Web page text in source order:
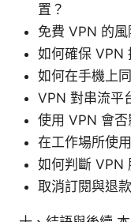
置？
免費 VPN 的風
如何確保 VPN
如何在手機上
VPN 對串流平
使用 VPN 會否
在工作場所使
如何判斷 VPN
取消訂閱與退